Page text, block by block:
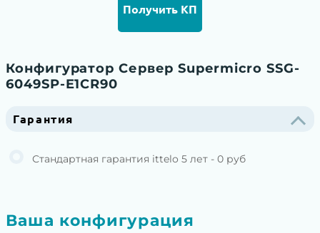
Получить КП
Конфигуратор Сервер Supermicro SSG-
6049SP-E1CR90
Гарантия
Стандартная гарантия ittelo 5 лет - 0 руб
Ваша конфигурация